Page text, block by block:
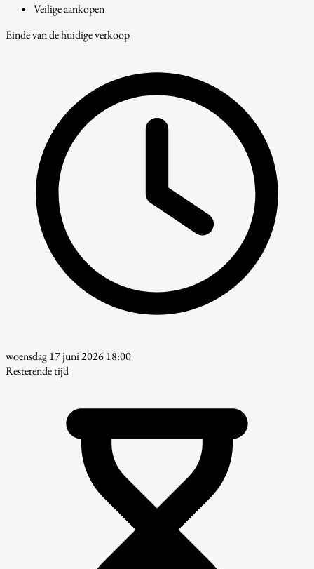
Veilige aankopen
Einde van de huidige verkoop
woensdag 17 juni 2026 18:00
Resterende tijd